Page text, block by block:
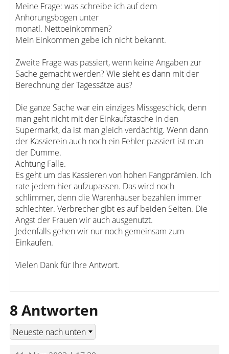
Meine Frage: was schreibe ich auf dem
Anhörungsbogen unter
monatl. Nettoeinkommen?
Mein Einkommen gebe ich nicht bekannt.
Zweite Frage was passiert, wenn keine Angaben zur
Sache gemacht werden? Wie sieht es dann mit der
Berechnung der Tagessätze aus?
Die ganze Sache war ein einziges Missgeschick, denn
man geht nicht mit der Einkaufstasche in den
Supermarkt, da ist man gleich verdächtig. Wenn dann
der Kassierein auch noch ein Fehler passiert ist man
der Dumme.
Achtung Falle.
Es geht um das Kassieren von hohen Fangprämien. Ich
rate jedem hier aufzupassen. Das wird noch
schlimmer, denn die Warenhäuser bezahlen immer
schlechter. Verbrecher gibt es auf beiden Seiten. Die
Angst der Frauen wir auch ausgenutzt.
Jedenfalls gehen wir nur noch gemeinsam zum
Einkaufen.
Vielen Dank für Ihre Antwort.
8 Antworten